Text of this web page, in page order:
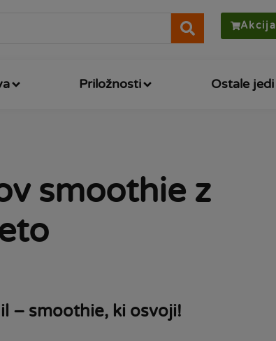
Akcija
Priložnosti Ostale jedi
smoothie z
– smoothie, ki osvoji!